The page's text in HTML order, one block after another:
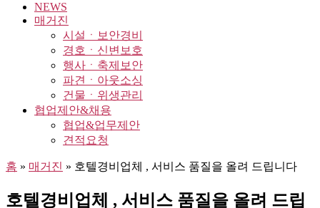
NEWS
매거진
시설ㆍ보안경비
경호ㆍ신변보호
행사ㆍ축제보안
파견ㆍ아웃소싱
건물ㆍ위생관리
협업제안&채용
협업&업무제안
견적요청
홈 » 매거진 » 호텔경비업체 , 서비스 품질을 올려 드립니다
호텔경비업체 , 서비스 품질을 올려 드립